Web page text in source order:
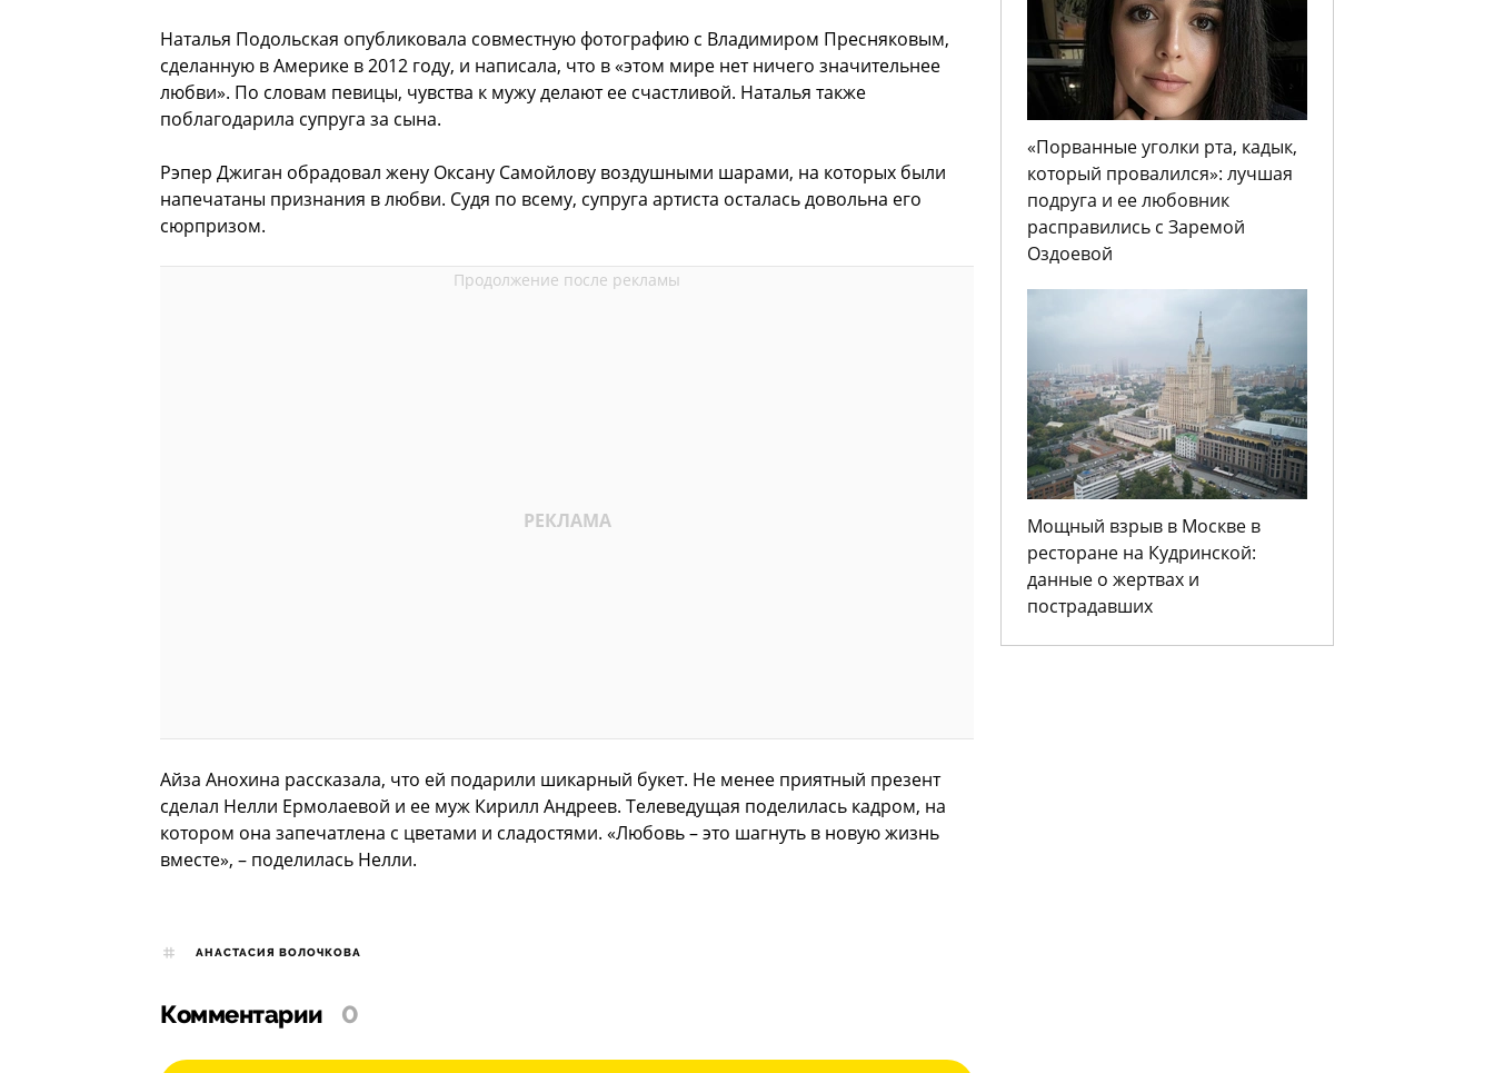
Наталья Подольская опубликовала совместную фотографию с Владимиром Пресняковым,
сделанную в Америке в 2012 году, и написала, что в «этом мире нет ничего значительнее
любви». По словам певицы, чувства к мужу делают ее счастливой. Наталья также
поблагодарила супруга за сына.
Рэпер Джиган обрадовал жену Оксану Самойлову воздушными шарами, на которых были
напечатаны признания в любви. Судя по всему, супруга артиста осталась довольна его
сюрпризом.
Айза Анохина рассказала, что ей подарили шикарный букет. Не менее приятный презент
сделал Нелли Ермолаевой и ее муж Кирилл Андреев. Телеведущая поделилась кадром, на
котором она запечатлена с цветами и сладостями. «Любовь – это шагнуть в новую жизнь
вместе», – поделилась Нелли.
АНАСТАСИЯ ВОЛОЧКОВА
Комментарии 0
«Порванные уголки рта, кадык,
который провалился»: лучшая
подруга и ее любовник
расправились с Заремой
Оздоевой
Мощный взрыв в Москве в
ресторане на Кудринской:
данные о жертвах и
пострадавших